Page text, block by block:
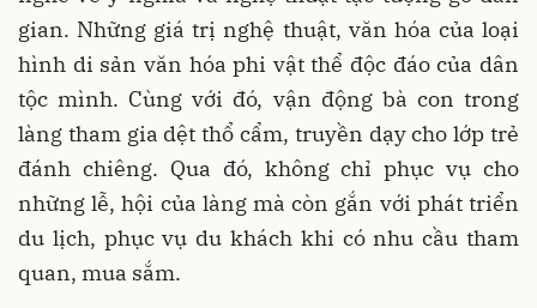
gian. Những giá trị nghệ thuật, văn hóa của loại
hình di sản văn hóa phi vật thể độc đáo của dân
tộc mình. Cùng với đó, vận động bà con trong
làng tham gia dệt thổ cẩm, truyền dạy cho lớp trẻ
đánh chiêng. Qua đó, không chỉ phục vụ cho
những lễ, hội của làng mà còn gắn với phát triển
du lịch, phục vụ du khách khi có nhu cầu tham
quan, mua sắm.